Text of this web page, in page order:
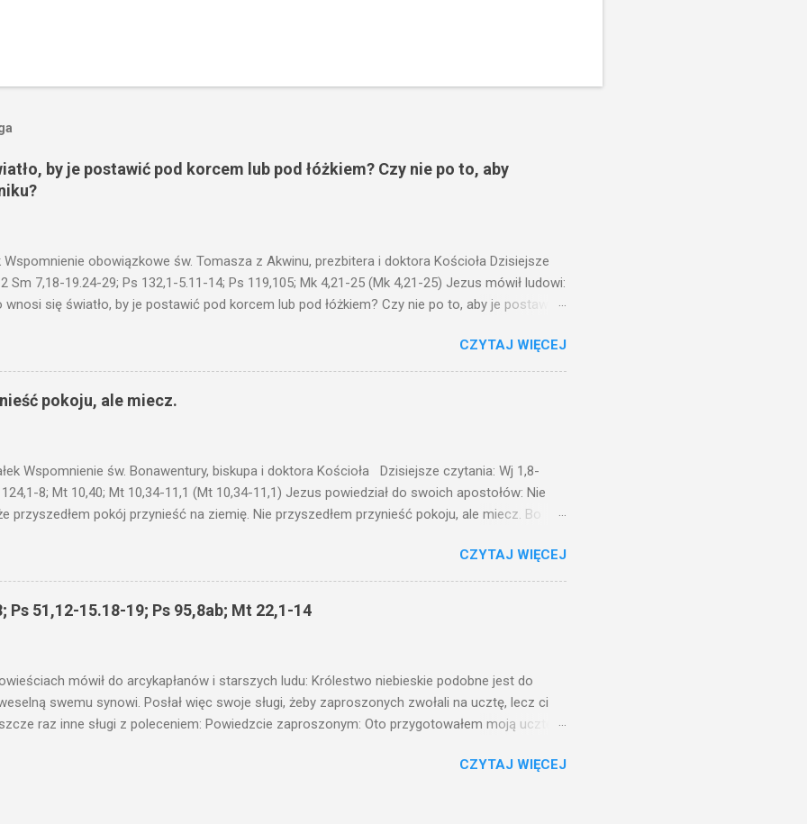
by je postawić pod korcem lub pod łóżkiem? Czy nie po to, aby
Wspomnienie obowiązkowe św. Tomasza z Akwinu, prezbitera i doktora Kościoła Dzisiejsze
Sm 7,18-19.24-29; Ps 132,1-5.11-14; Ps 119,105; Mk 4,21-25 (Mk 4,21-25) Jezus mówił ludowi:
wnosi się światło, by je postawić pod korcem lub pod łóżkiem? Czy nie po to, aby je postawić
I mówił im: Uważajcie na to, czego słuchacie. Taką samą miarą, jaką wy mierzycie,
i jeszcze wam dołożą. Bo kto ma, temu będzie dane; a kto nie ma, pozbawią go i tego, co
fragmencie z Ewangelii Jezus kontynuuje przypowieści.... Czy po to wnosi się światło,
pod korcem lub pod łóżkiem? Czy nie po to, aby je postawić na świeczniku? Nie ma
CZYTAJ WIĘCEJ
pokoju, ale miecz.
Wspomnienie św. Bonawentury, biskupa i doktora Kościoła Dzisiejsze czytania: Wj 1,8-
124,1-8; Mt 10,40; Mt 10,34-11,1 (Mt 10,34-11,1) Jezus powiedział do swoich apostołów: Nie
przyszedłem pokój przynieść na ziemię. Nie przyszedłem przynieść pokoju, ale miecz. Bo
jego domownicy. Kto kocha ojca lub matkę bardziej niż Mnie, nie jest Mnie godzien. I kto kocha
bardziej niż Mnie, nie jest Mnie godzien. Kto nie bierze swego krzyża, a idzie za Mną, nie
godzien. Kto chce znaleźć swe życie, straci je, a kto straci swe życie z mego powodu, znajdzie
przyjmuje, Mnie przyjmuje; a kto Mnie przyjmuje, przyjmuje Tego, który Mnie posłał. Kto
CZYTAJ WIĘCEJ
Ps 51,12-15.18-19; Ps 95,8ab; Mt 22,1-14
mówił do arcykapłanów i starszych ludu: Królestwo niebieskie podobne jest do
swemu synowi. Posłał więc swoje sługi, żeby zaproszonych zwołali na ucztę, lecz ci
raz inne sługi z poleceniem: Powiedzcie zaproszonym: Oto przygotowałem moją ucztę:
a inni pochwycili jego sługi i znieważywszy [ich], pozabijali. Na to król uniósł się
CZYTAJ WIĘCEJ